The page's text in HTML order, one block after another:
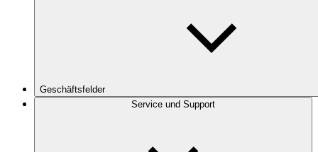
Geschäftsfelder
Service und Support